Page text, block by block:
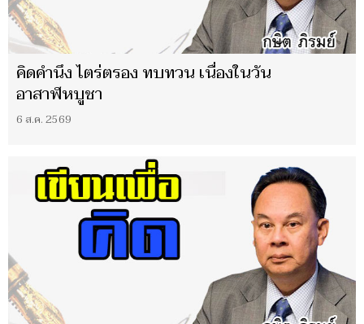
คิดคำนึง ไตร่ตรอง ทบทวน เนื่องในวัน
อาสาฬหบูชา
6 ส.ค. 2569